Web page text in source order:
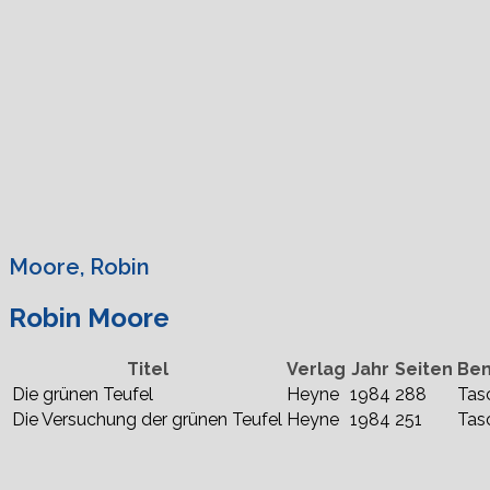
Moore, Robin
Robin Moore
Titel Verlag Jahr Seiten
Die grünen Teufel
Heyne 1984 288
Die Versuchung der grünen Teufel Heyne 1984 251